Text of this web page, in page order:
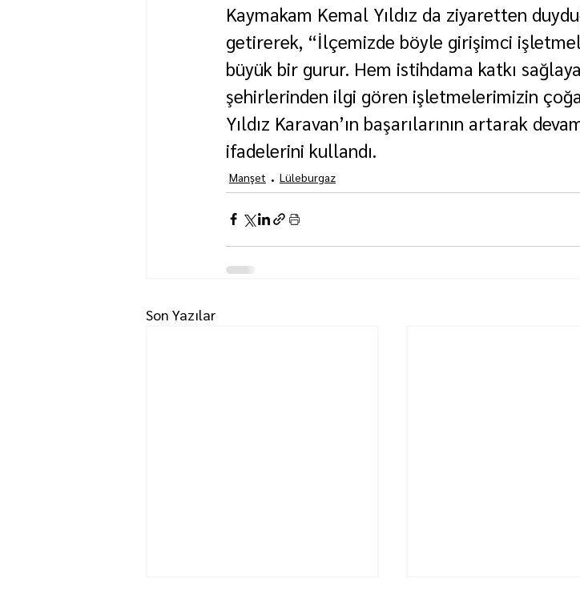
Kaymakam Kemal Yıldız da ziyaretten
getirerek, “İlçemizde böyle girişimci
büyük bir gurur. Hem istihdama katkı
şehirlerinden ilgi gören işletmelerimizin
Yıldız Karavan’ın başarılarının artarak
ifadelerini kullandı.
Manşet Lüleburgaz
Son Yazılar